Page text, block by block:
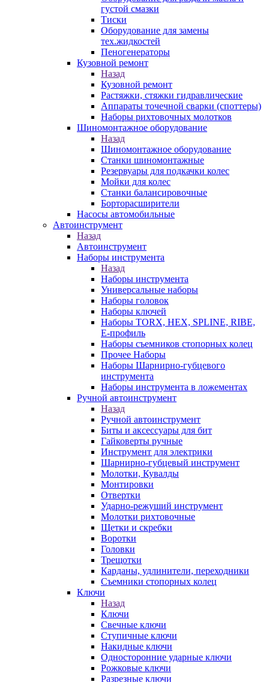
густой смазки
Тиски
Оборудование для замены
тех.жидкостей
Пеногенераторы
Кузовной ремонт
Назад
Кузовной ремонт
Растяжки, стяжки гидравлические
Аппараты точечной сварки (споттеры)
Наборы рихтовочных молотков
Шиномонтажное оборудование
Назад
Шиномонтажное оборудование
Станки шиномонтажные
Резервуары для подкачки колес
Мойки для колес
Станки балансировочные
Борторасширители
Насосы автомобильные
Автоинструмент
Назад
Автоинструмент
Наборы инструмента
Назад
Наборы инструмента
Универсальные наборы
Наборы головок
Наборы ключей
Наборы TORX, HEX, SPLINE, RIBE,
E-профиль
Наборы съемников стопорных колец
Прочее Наборы
Наборы Шарнирно-губцевого
инструмента
Наборы инструмента в ложементах
Ручной автоинструмент
Назад
Ручной автоинструмент
Биты и аксессуары для бит
Гайковерты ручные
Инструмент для электрики
Шарнирно-губцевый инструмент
Молотки, Кувалды
Монтировки
Отвертки
Ударно-режуший инструмент
Молотки рихтовочные
Щетки и скребки
Воротки
Головки
Трещотки
Карданы, удлинители, переходники
Съемники стопорных колец
Ключи
Назад
Ключи
Свечные ключи
Ступичные ключи
Накидные ключи
Односторонние ударные ключи
Рожковые ключи
Разрезные ключи